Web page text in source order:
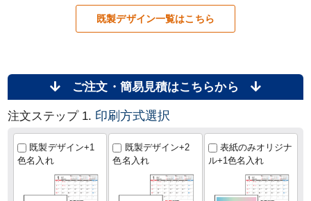
既製デザイン一覧はこちら
ご注文・簡易見積はこちらから
注文ステップ 1. 印刷方式選択
既製デザイン+1
色名入れ
既製デザイン+2
色名入れ
表紙のみオリジナ
ル+1色名入れ